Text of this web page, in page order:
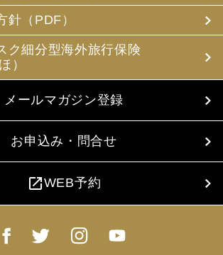
針（PDF）
ク細分型海外旅行保険
）
メールマガジン登録
お申込み・問合せ
open_in_newWEB予約